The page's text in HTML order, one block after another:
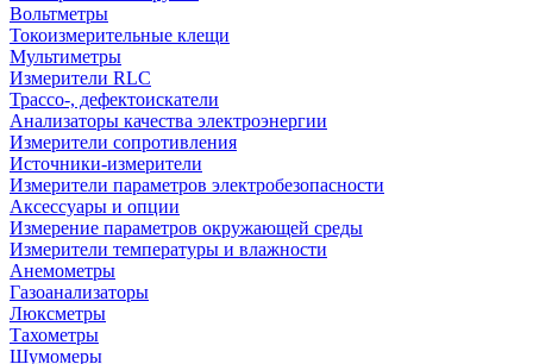
Вольтметры
Токоизмерительные клещи
Мультиметры
Измерители RLC
Трассо-, дефектоискатели
Анализаторы качества электроэнергии
Измерители сопротивления
Источники-измерители
Измерители параметров электробезопасности
Аксессуары и опции
Измерение параметров окружающей среды
Измерители температуры и влажности
Анемометры
Газоанализаторы
Люксметры
Тахометры
Шумомеры